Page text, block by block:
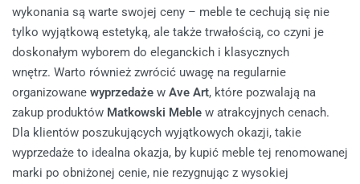
wykonania są warte swojej ceny – meble te cechują się nie
tylko wyjątkową estetyką, ale także trwałością, co czyni je
doskonałym wyborem do eleganckich i klasycznych
wnętrz. Warto również zwrócić uwagę na regularnie
organizowane wyprzedaże w Ave Art, które pozwalają na
zakup produktów Matkowski Meble w atrakcyjnych cenach.
Dla klientów poszukujących wyjątkowych okazji, takie
wyprzedaże to idealna okazja, by kupić meble tej renomowanej
marki po obniżonej cenie, nie rezygnując z wysokiej